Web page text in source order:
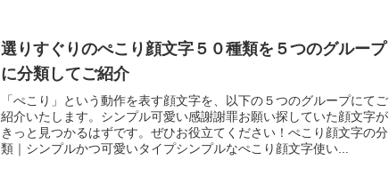
選りすぐりのぺこり顔文字５０種類を５つのグループ
に分類してご紹介
「ぺこり」という動作を表す顔文字を、以下の５つのグループにてご
紹介いたします。シンプル可愛い感謝謝罪お願い探していた顔文字が
きっと見つかるはずです。ぜひお役立てください！ぺこり顔文字の分
類｜シンプルかつ可愛いタイプシンプルなぺこり顔文字使い...